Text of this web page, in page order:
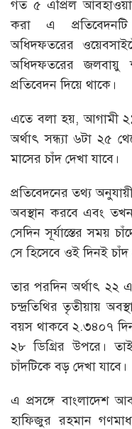
গত ৫ এপ্রিল
করা এ প্রতিবেদনটি
অধিদফতরের
অধিদফতরের জলবায়ু
প্রতিবেদন দিয়ে থাকে।
এতে বলা হয়, আগামী
অর্থাৎ সন্ধ্যা ৬টা ২৫
মাসের চাঁদ দেখা যাবে।
প্রতিবেদনের তথ্য
অবস্থান করবে এবং
সেদিন সূর্যাস্তের সময়
সে হিসেবে ওই দিনই চাঁদ
তার পরদিন অর্থাৎ ২২
চন্দ্রতিথির তৃতীয়ায়
বয়স থাকবে ২.৩৪০৭
২৮ ডিগ্রির উপরে।
চাঁদটিকে বড় দেখা যাবে।
এ প্রসঙ্গে বাংলাদেশ
হাফিজুর রহমান